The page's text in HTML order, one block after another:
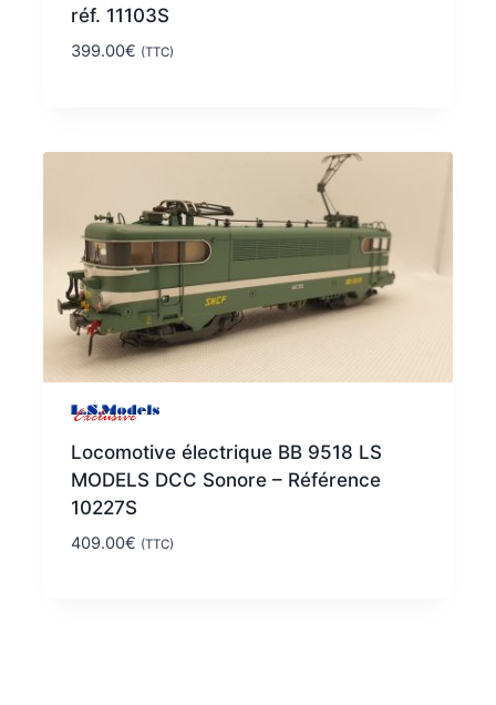
réf. 11103S
399.00€ (TTC)
Locomotive électrique BB 9518 LS
MODELS DCC Sonore – Référence
10227S
409.00€ (TTC)